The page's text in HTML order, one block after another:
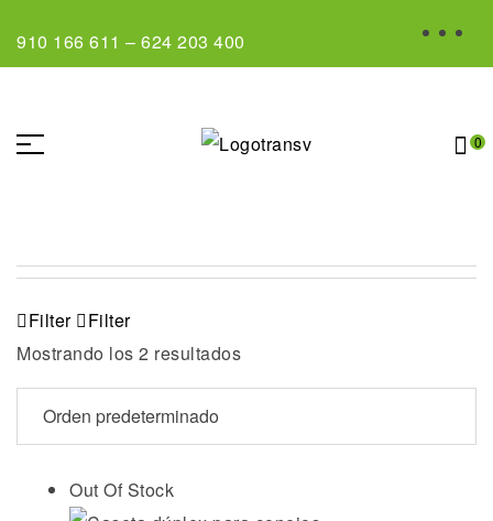
910 166 611 – 624 203 400
0
Filter
Filter
Mostrando los 2 resultados
Out Of Stock